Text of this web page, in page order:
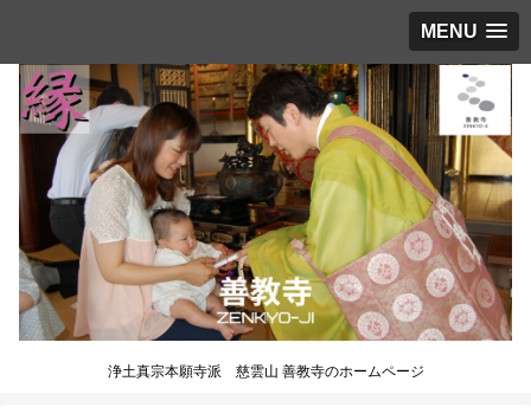
MENU
浄土真宗本願寺派 慈雲山 善教寺のホームページ